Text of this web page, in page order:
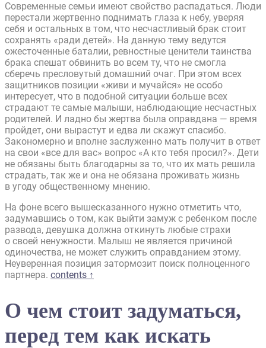
Современные семьи имеют свойство распадаться. Люди
перестали жертвенно поднимать глаза к небу, уверяя
себя и остальных в том, что несчастливый брак стоит
сохранять «ради детей». На данную тему ведутся
ожесточенные баталии, ревностные ценители таинства
брака спешат обвинить во всем ту, что не смогла
сберечь пресловутый домашний очаг. При этом всех
защитников позиции «живи и мучайся» не особо
интересует, что в подобной ситуации больше всех
страдают те самые малыши, наблюдающие несчастных
родителей. И ладно бы жертва была оправдана — время
пройдет, они вырастут и едва ли скажут спасибо.
Закономерно и вполне заслуженно мать получит в ответ
на свои «все для вас» вопрос «А кто тебя просил?». Дети
не обязаны быть благодарны за то, что их мать решила
страдать, так же и она не обязана проживать жизнь
в угоду общественному мнению.
На фоне всего вышесказанного нужно отметить что,
задумавшись о том, как выйти замуж с ребенком после
развода, девушка должна откинуть любые страхи
о своей ненужности. Малыш не является причиной
одиночества, не может служить оправданием этому.
Неуверенная позиция затормозит поиск полноценного
партнера. contents ↑
О чем стоит задуматься,
перед тем как искать